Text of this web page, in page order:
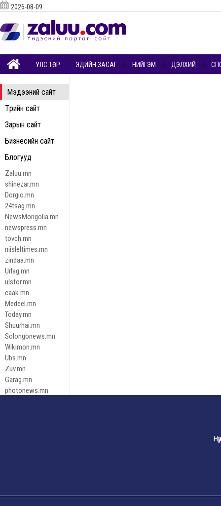
Мэдээний сайт
Төрийн сайт
Зарын сайт
Бизнесийн сайт
Блогууд
Zaluu.mn
shinezar.mn
Dorgio.mn
24tsag.mn
NewsMongolia.mn
newspress.mn
tovch.mn
niisleltimes.mn
zindaa.mn
Urlag.mn
ulstor.mn
caak.mn
Medeel.mn
Today.mn
Shuurhai.mn
Solongonews.mn
Wikimon.mn
Ubs.mn
Zuv.mn
Garag.mn
photonews.mn
Эрх зүй
2026-08-09
УЛС ТӨР ЭДИЙН ЗАСАГ НИЙГЭМ ДЭЛХИЙ